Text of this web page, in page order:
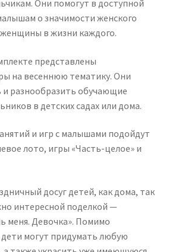
Они помогут в доступной
о значимости женского
в жизни каждого.
представлены
на весеннюю тематику. Они
разнообразить обучающие
в детских садах или дома.
и игр с малышами подойдут
лото, игры «Часть-целое» и
досуг детей, как дома, так
интересной поделкой —
меня. Девочка». Помимо
дети могут придумать любую